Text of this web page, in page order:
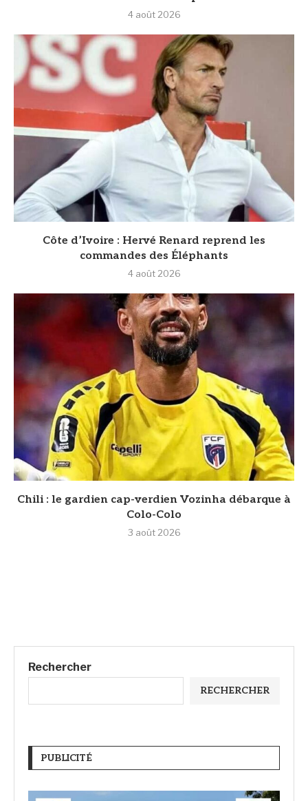
4 août 2026
Côte d’Ivoire : Hervé Renard reprend les
commandes des Éléphants
4 août 2026
‎Chili : le gardien cap-verdien Vozinha débarque à
Colo-Colo
3 août 2026
Rechercher
RECHERCHER
PUBLICITÉ